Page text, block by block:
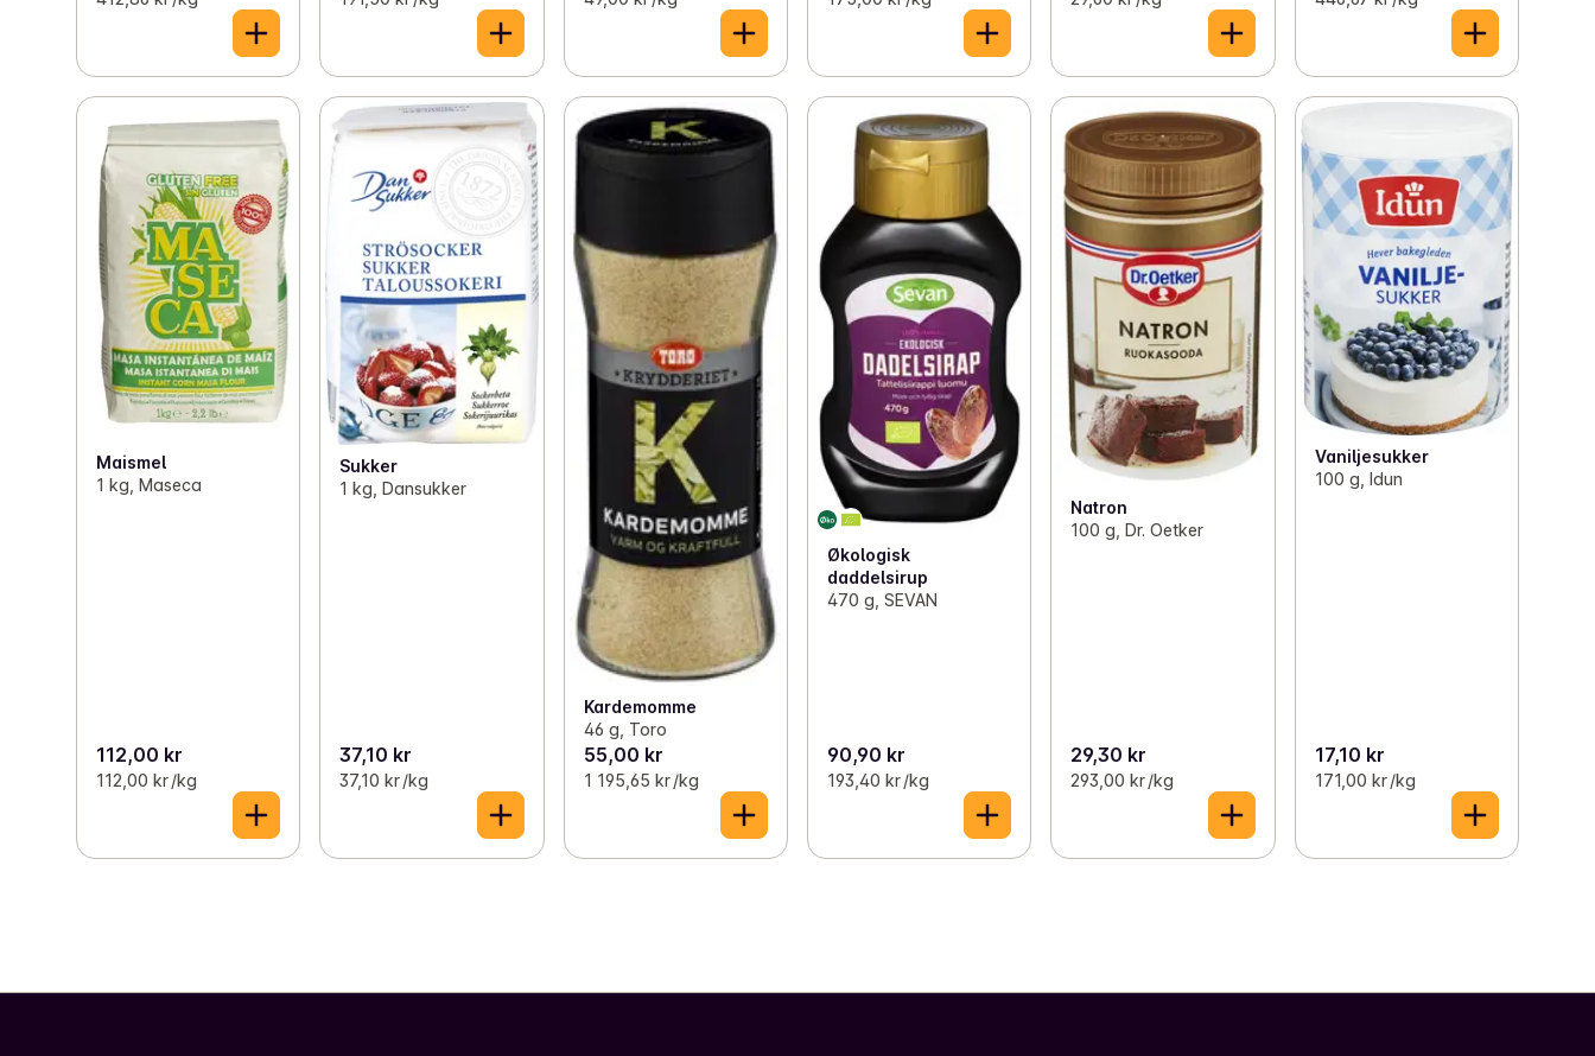
Maismel
1 kg, Maseca
112,00 kr
112,00 kr /kg
Sukker
1 kg, Dansukker
37,10 kr
37,10 kr /kg
Kardemomme
46 g, Toro
55,00 kr
1 195,65 kr /kg
Økologisk
daddelsirup
470 g, SEVAN
90,90 kr
193,40 kr /kg
Natron
100 g, Dr. Oetker
29,30 kr
293,00 kr /kg
Vaniljesukker
100 g, Idun
17,10 kr
171,00 kr /kg